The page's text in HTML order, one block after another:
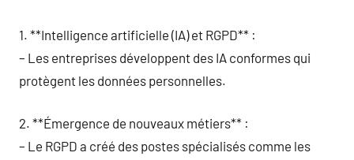
1. **Intelligence artificielle (IA) et RGPD** :
– Les entreprises développent des IA conformes qui
protègent les données personnelles.
2. **Émergence de nouveaux métiers** :
– Le RGPD a créé des postes spécialisés comme les